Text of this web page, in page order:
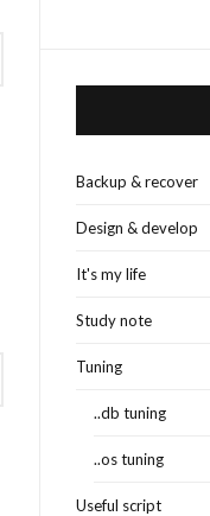
Backup & recover
Design & develop
It's my life
Study note
Tuning
..db tuning
..os tuning
Useful script